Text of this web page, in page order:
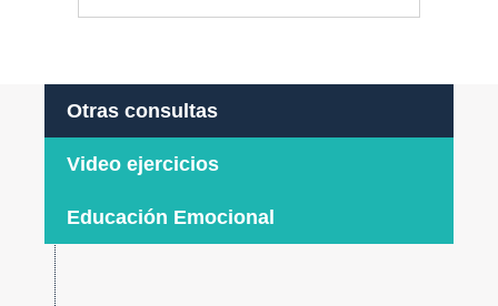
Otras consultas
Video ejercicios
Educación Emocional